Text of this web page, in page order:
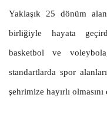
Yaklaşık 25 dönüm
birliğiyle hayata
basketbol ve
standartlarda spor
şehrimize hayırlı